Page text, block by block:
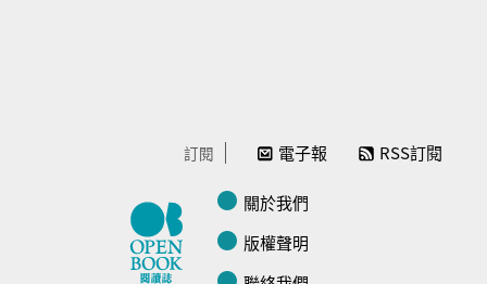
訂閱 電子報 RSS訂閱
關於我們
版權聲明